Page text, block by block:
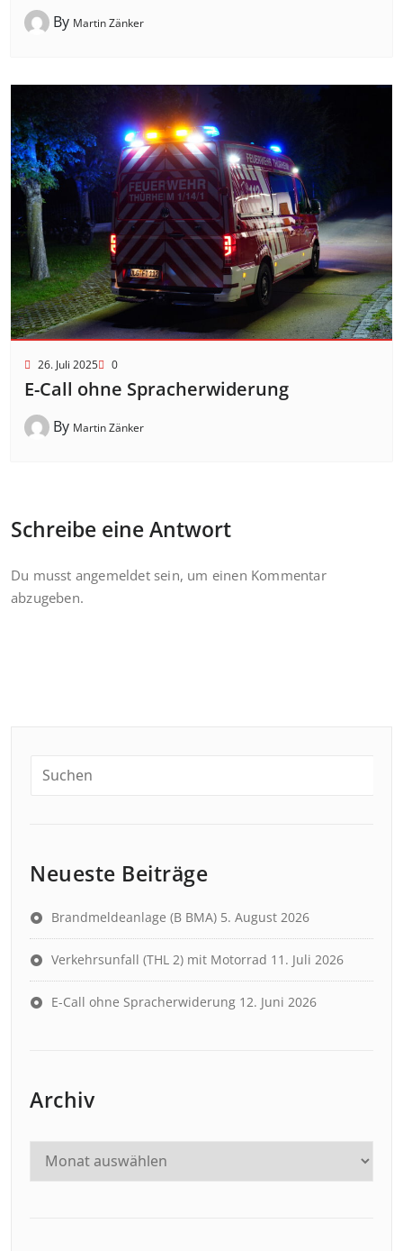
By Martin Zänker
26. Juli 2025 0
E-Call ohne Spracherwiderung
By Martin Zänker
Schreibe eine Antwort
Du musst angemeldetsein, um einen Kommentar
abzugeben.
Neueste Beiträge
Brandmeldeanlage (B BMA) 5. August 2026
Verkehrsunfall (THL 2) mit Motorrad 11. Juli 2026
E-Call ohne Spracherwiderung 12. Juni 2026
Archiv